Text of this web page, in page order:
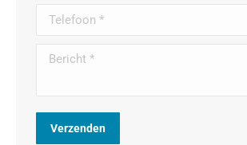
Telefoon *
Bericht *
Verzenden